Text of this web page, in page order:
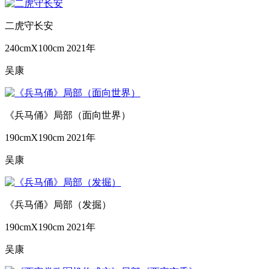
二虎守长安
240cmX100cm 2021年
吴康
《兵马俑》局部（面向世界）
190cmX190cm 2021年
吴康
《兵马俑》局部（发掘）
190cmX190cm 2021年
吴康